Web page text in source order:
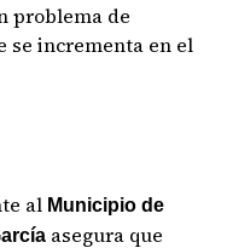
problema de
se incrementa en el
al Municipio de
asegura que